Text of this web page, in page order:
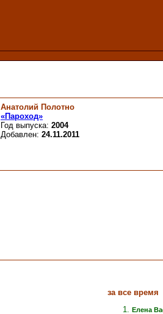
Анатолий Полотно
«Пароход»
Год выпуска: 2004
Добавлен: 24.11.2011
за все время
Елена